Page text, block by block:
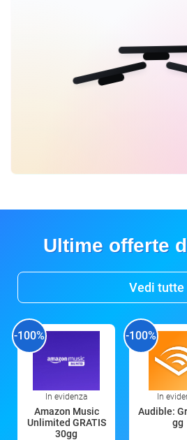
Ultime offerte
Vedi tutte
-100%
In evidenza
Amazon Music
Unlimited GRATIS
30gg
-100%
In
Audible:
gg